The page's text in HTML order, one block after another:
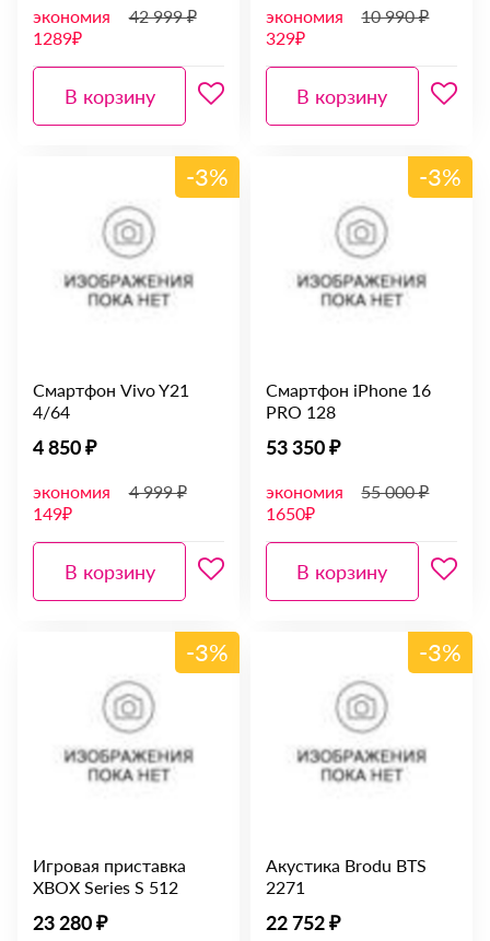
экономия
1289₽
42 999 ₽
В корзину
экономия
329₽
10 990 ₽
В корзину
-3%
Смартфон Vivo Y21
4/64
4 850 ₽
экономия
149₽
4 999 ₽
В корзину
-3%
Смартфон iPhone 16
PRO 128
53 350 ₽
экономия
1650₽
55 000 ₽
В корзину
-3%
Игровая приставка
XBOX Series S 512
23 280 ₽
-3%
Акустика Brodu BTS
2271
22 752 ₽